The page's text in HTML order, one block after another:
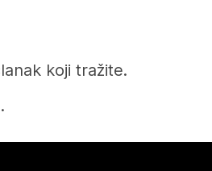
koji tražite.